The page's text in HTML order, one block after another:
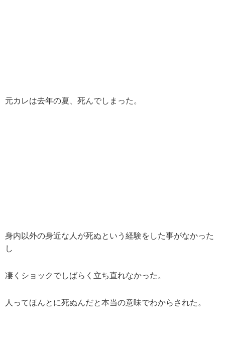
元カレは去年の夏、死んでしまった。
身内以外の身近な人が死ぬという経験をした事がなかった
し
凄くショックでしばらく立ち直れなかった。
人ってほんとに死ぬんだと本当の意味でわからされた。